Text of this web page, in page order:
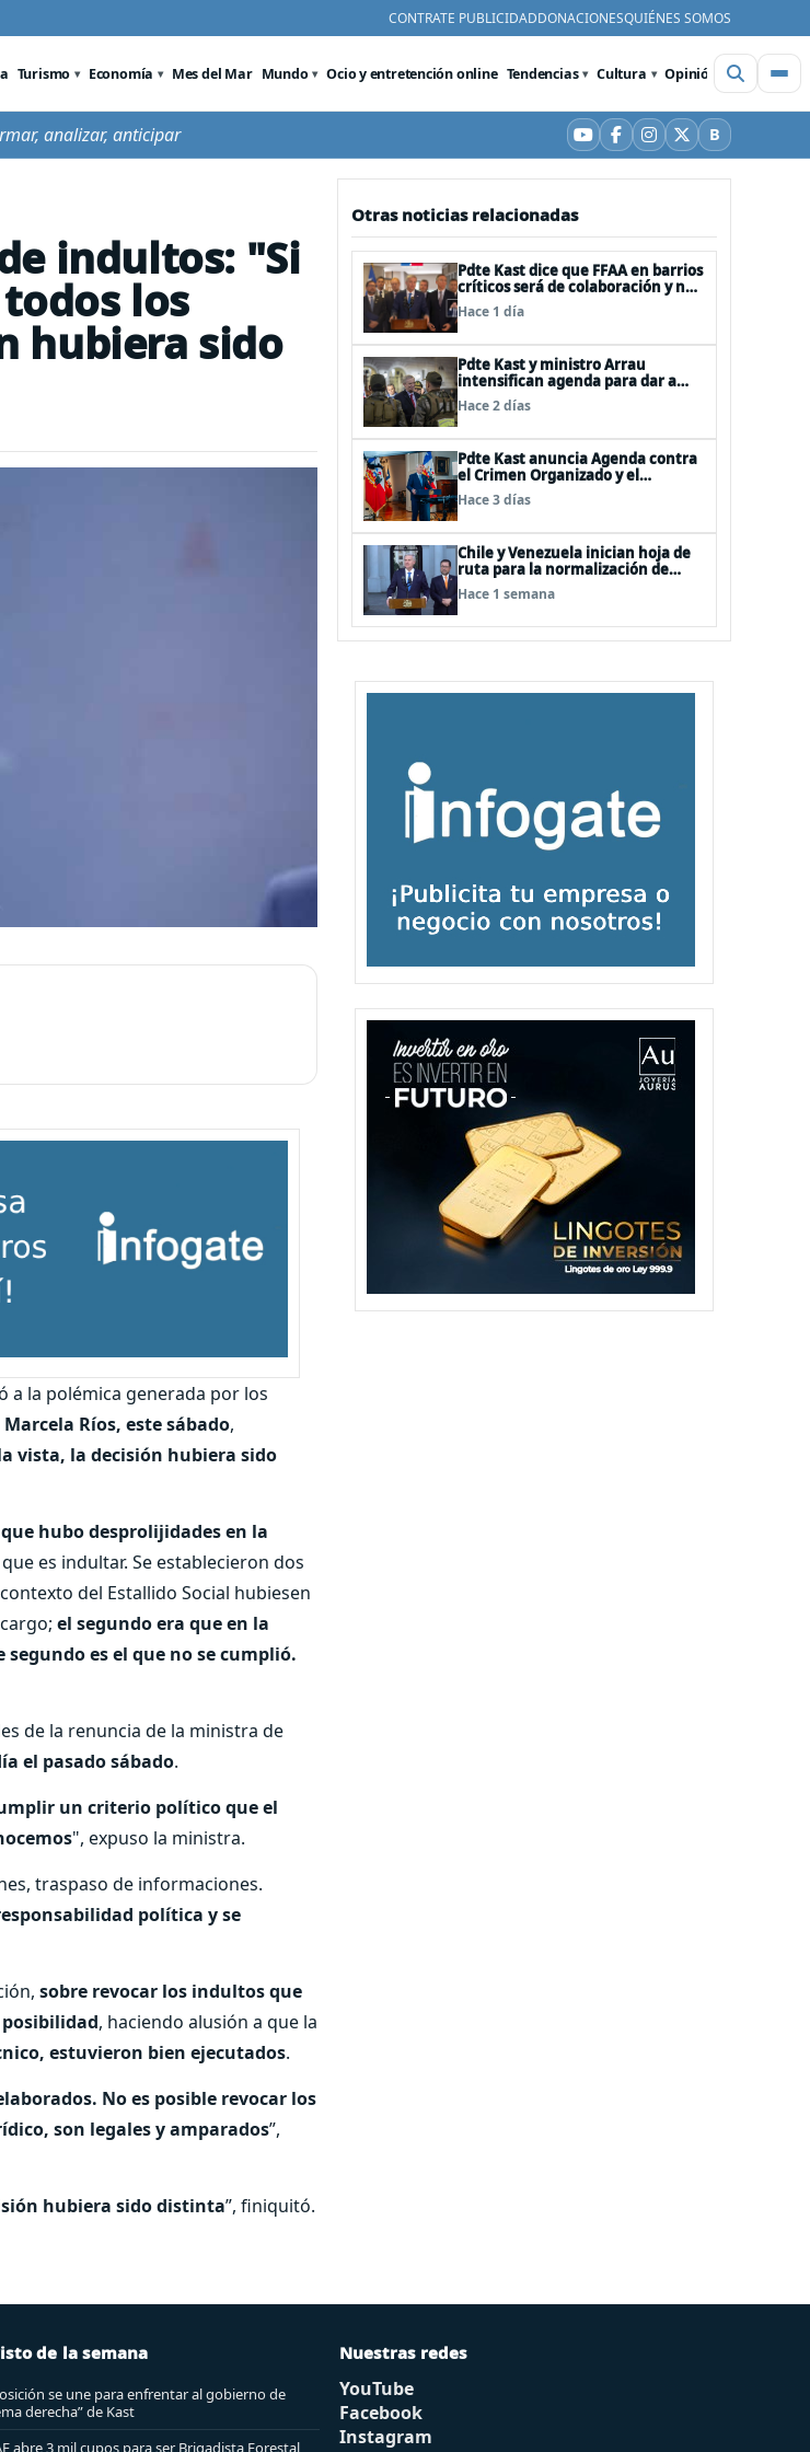
CONTRATE PUBLICIDADDONACIONESQUIÉNES SOMOS
Turismo Economía Mes del Mar Mundo Ocio y entretención online Tendencias Cultura Opinión Videos
analizar, anticipar YouTube
Facebook
Instagram
X BBluesky
indultos: "Si
los
hubiera sido
a la polémica generada por los
Ríos, este sábado,
vista, la decisión hubiera sido
hubo desprolijidades en la
es indultar. Se establecieron dos
del Estallido Social hubiesen
el segundo era que en la
es el que no se cumplió.
de la renuncia de la ministra de
el pasado sábado.
un criterio político que el
", expuso la ministra.
traspaso de informaciones.
política y se
sobre revocar los indultos que
, haciendo alusión a que la
estuvieron bien ejecutados.
No es posible revocar los
son legales y amparados”,
hubiera sido distinta”, finiquitó.
Otras noticias relacionadas
Pdte Kast dice que FFAA en barrios
críticos será de colaboración y no
sustituye rol de policías en control
del orden público
Hace 1 día
Pdte Kast y ministro Arrau
intensifican agenda para dar a
conocer su ACOT
Hace 2 días
Pdte Kast anuncia Agenda contra
el Crimen Organizado y el
Terrorismo (ACOT)
Hace 3 días
Chile y Venezuela inician hoja de
ruta para la normalización de
relaciones
Hace 1 semana
de la semana
se une para enfrentar al gobierno de
derecha” de Kast
abre 3 mil cupos para ser Brigadista Forestal
Nuestras redes
YouTube
Facebook
Instagram